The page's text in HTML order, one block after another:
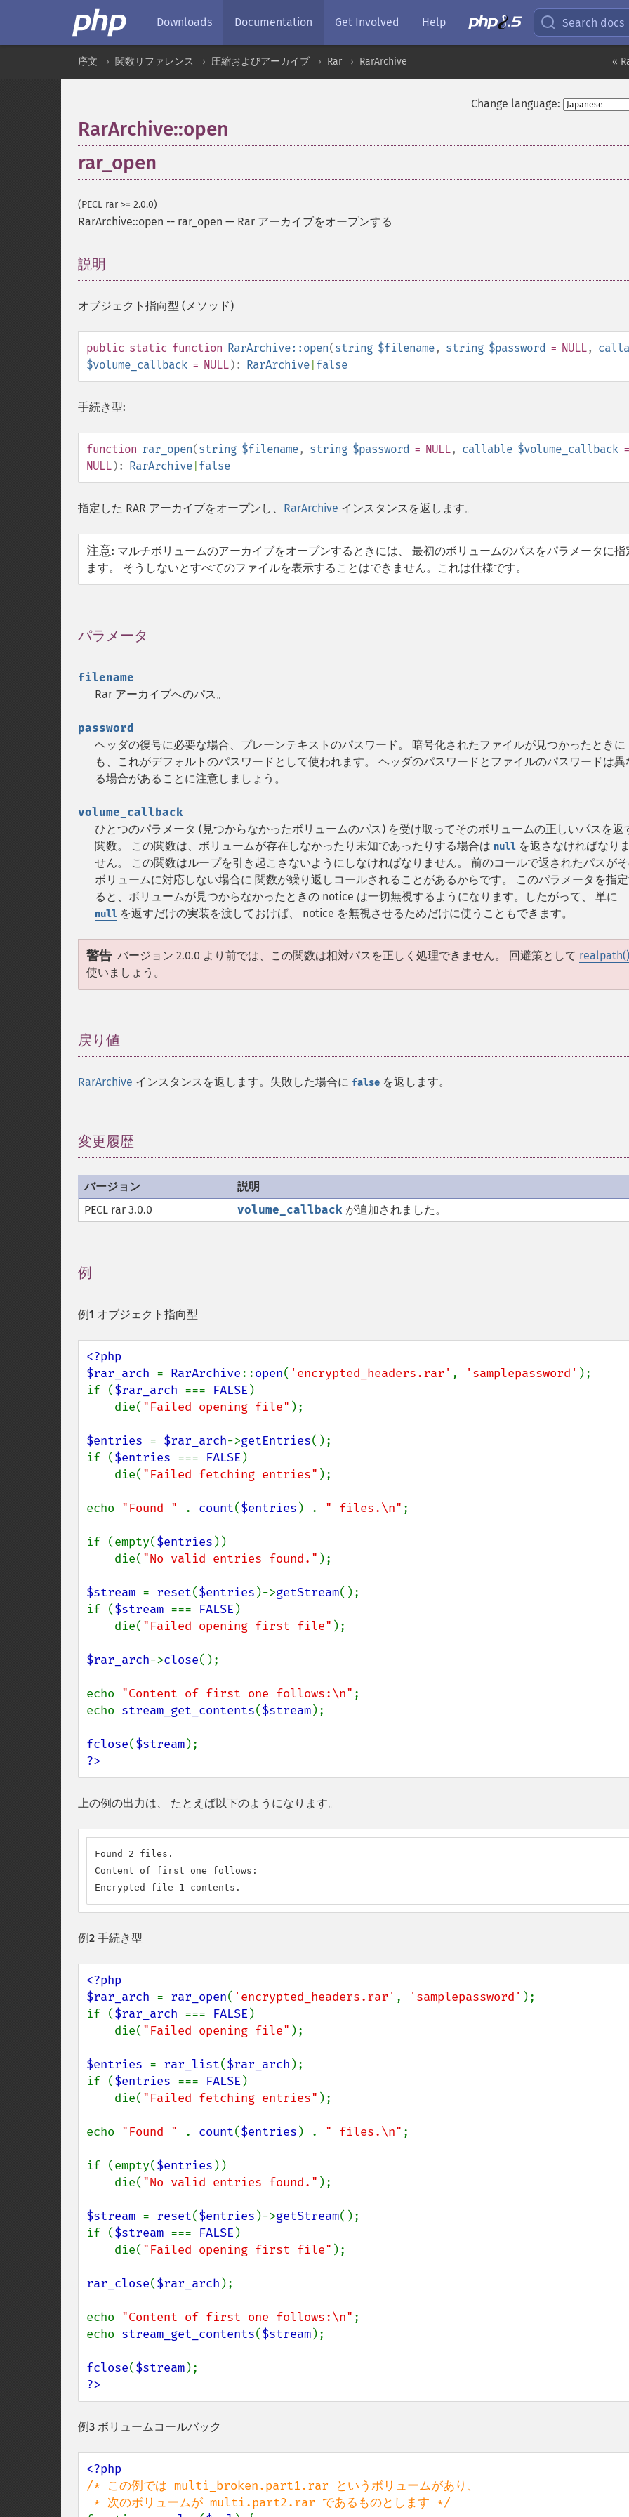
Downloads Documentation Get Involved Help Search docs
«
序文 関数リファレンス 圧縮およびアーカイブ Rar RarArchive
Change language:
RarArchive::open
rar_open
(PECL rar >= 2.0.0)
RarArchive::open -- rar_open — Rar アーカイブをオープンする
説明
オブジェクト指向型 (メソッド)
public static function RarArchive::open(string $filename, string $password = NULL,
$volume_callback = NULL): RarArchive false
手続き型:
function rar_open(string $filename, string $password = NULL, callable $volume_callback =
NULL): RarArchive false
指定した RAR アーカイブをオープンし、 RarArchive インスタンスを返します。
注意: マルチボリュームのアーカイブをオープンするときには、 最初のボリュームのパスをパラメータに指
ます。 そうしないとすべてのファイルを表示することはできません。これは仕様です。
パラメータ
filename
Rar アーカイブへのパス。
password
ヘッダの復号に必要な場合、プレーンテキストのパスワード。 暗号化されたファイルが見つかったときに
も、これがデフォルトのパスワードとして使われます。 ヘッダのパスワードとファイルのパスワードは異
る場合があることに注意しましょう。
volume_callback
ひとつのパラメータ (見つからなかったボリュームのパス) を受け取ってそのボリュームの正しいパスを返
関数。 この関数は、ボリュームが存在しなかったり未知であったりする場合は null を返さなければなり
せん。 この関数はループを引き起こさないようにしなければなりません。 前のコールで返されたパスが
ボリュームに対応しない場合に 関数が繰り返しコールされることがあるからです。 このパラメータを指
ると、ボリュームが見つからなかったときの notice は一切無視するようになります。したがって、 単に
null を返すだけの実装を渡しておけば、 notice を無視させるためだけに使うこともできます。
警告 バージョン 2.0.0 より前では、この関数は相対パスを正しく処理できません。 回避策として realpath()
使いましょう。
戻り値
RarArchive インスタンスを返します。失敗した場合に false を返します。
変更履歴
バージョン
説明
PECL rar 3.0.0
volume_callback が追加されました。
例
例1 オブジェクト指向型
<?php
$rar_arch = RarArchive::open( 'encrypted_headers.rar' , 'samplepassword' );
if ($rar_arch === FALSE )
    die(
"Failed opening file" );
$entries = $rar_arch->getEntries();
if ($entries === FALSE )
    die(
"Failed fetching entries" );
echo "Found " . count($entries ) . " files.\n" ;
if (empty($entries ))
    die(
"No valid entries found." );
$stream = reset($entries )->getStream();
if ($stream === FALSE )
    die(
"Failed opening first file" );
$rar_arch->close();
echo "Content of first one follows:\n" ;
echo stream_get_contents($stream);
fclose($stream
?>
上の例の出力は、 たとえば以下のようになります。
Found 2 files.
Content of first one follows:
Encrypted file 1 contents.
例2 手続き型
<?php
$rar_arch = rar_open( 'encrypted_headers.rar' , 'samplepassword' );
if ($rar_arch === FALSE )
    die(
"Failed opening file" );
$entries = rar_list($rar_arch );
if ($entries === FALSE )
    die(
"Failed fetching entries" );
echo "Found " . count($entries ) . " files.\n" ;
if (empty($entries ))
    die(
"No valid entries found." );
$stream = reset($entries )->getStream();
if ($stream === FALSE )
    die(
"Failed opening first file" );
rar_close($rar_arch );
echo "Content of first one follows:\n" ;
echo stream_get_contents($stream);
fclose($stream
?>
例3 ボリュームコールバック
/* この例では multi_broken.part1.rar というボリュームがあり、